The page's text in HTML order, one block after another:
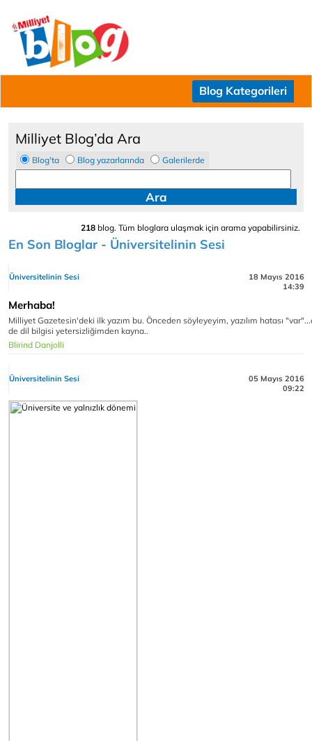
Blog Kategorileri
Milliyet Blog’da Ara
Blog'ta Blog yazarlarında Galerilerde
218 blog. Tüm bloglara ulaşmak için arama yapabilirsiniz.
En Son Bloglar - Üniversitelinin Sesi
Üniversitelinin Sesi
18 Mayıs 2016
14:39
Merhaba!
Milliyet Gazetesin'deki ilk yazım bu. Önceden söyleyeyim, yazılım hatası
de dil bilgisi yetersizliğimden kayna..
Blirind Danjolli
Üniversitelinin Sesi
05 Mayıs 2016
09:22